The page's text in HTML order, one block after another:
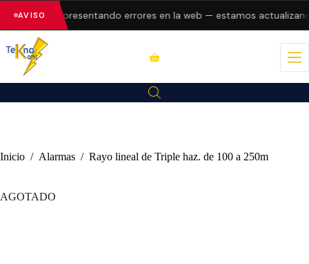
AVISO
están presentando errores en la web — estamos
Inicio / Alarmas / Rayo lineal de Triple haz. de 100 a 250m
AGOTADO